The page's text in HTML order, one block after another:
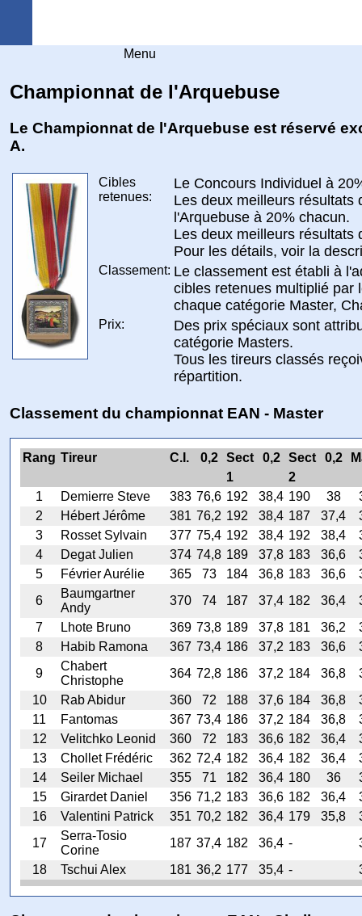
Menu
Championnat de l'Arquebuse
Le Championnat de l'Arquebuse est réservé
A.
Cibles
retenues:
Le Concours Individuel à
Les deux meilleurs résultats
l'Arquebuse à 20% chacun.
Les deux meilleurs résultats
Pour les détails, voir la
Classement: Le classement est établi à
cibles retenues multiplié par
chaque catégorie Master,
Prix:
Des prix spéciaux sont
catégorie Masters.
Tous les tireurs classés
répartition.
Classement du championnat EAN - Master
Rang Tireur C.I. 0,2 Sect 0,2 Sect 0,2
1
2
1
Demierre Steve 383 76,6 192 38,4 190 38
2
Hébert Jérôme 381 76,2 192 38,4 187 37,4
3
Rosset Sylvain 377 75,4 192 38,4 192 38,4
4
Degat Julien 374 74,8 189 37,8 183 36,6
5
Février Aurélie 365 73 184 36,8 183 36,6
6
Baumgartner
Andy
370 74 187 37,4 182 36,4
7
Lhote Bruno 369 73,8 189 37,8 181 36,2
8
Habib Ramona 367 73,4 186 37,2 183 36,6
9
Chabert
Christophe
364 72,8 186 37,2 184 36,8
10
Rab Abidur 360 72 188 37,6 184 36,8
11
Fantomas 367 73,4 186 37,2 184 36,8
12
Velitchko Leonid 360 72 183 36,6 182 36,4
13
Chollet Frédéric 362 72,4 182 36,4 182 36,4
14
Seiler Michael 355 71 182 36,4 180 36
15
Girardet Daniel 356 71,2 183 36,6 182 36,4
16
Valentini Patrick 351 70,2 182 36,4 179 35,8
17
Serra-Tosio
Corine
187 37,4 182 36,4 -
18
Tschui Alex 181 36,2 177 35,4 -